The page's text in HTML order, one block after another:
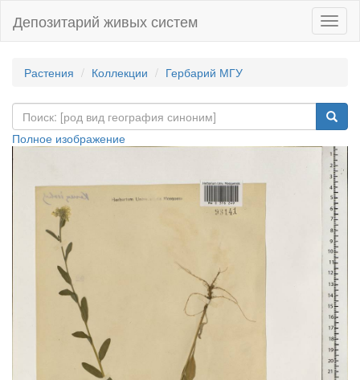
Депозитарий живых систем
Растения Коллекции Гербарий МГУ
Полное изображение